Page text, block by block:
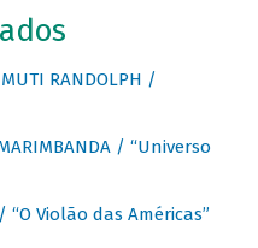
MUTI RANDOLPH /
/ “Universo
“O Violão das Américas”